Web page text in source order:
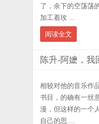
了，余下的空荡荡
加工着玫 ...
阅读全文
陈升-阿嬷，我
相较对他的音乐作
书目，的确有一丝
漫，但这样的一个
自己的思 ...